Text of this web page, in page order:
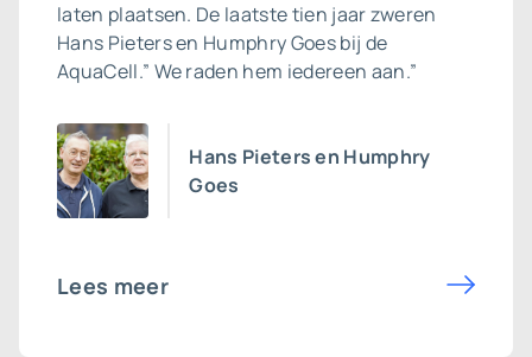
laten plaatsen. De laatste tien jaar zweren
Hans Pieters en Humphry Goes bij de
AquaCell.” We raden hem iedereen aan.”
Hans Pieters en Humphry
Goes
Lees meer